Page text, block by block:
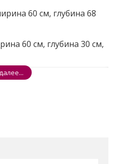
60 см, глубина 68
60 см, глубина 30 см,